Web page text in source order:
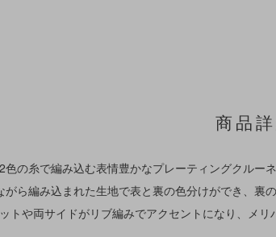
商品
の糸で編み込む表情豊かなプレーティングクルーネ
ら編み込まれた生地で表と裏の色分けができ、裏
トや両サイドがリブ編みでアクセントになり、メリ